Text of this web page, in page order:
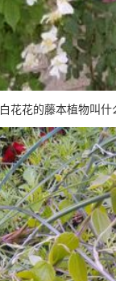
花花的藤本植物叫什